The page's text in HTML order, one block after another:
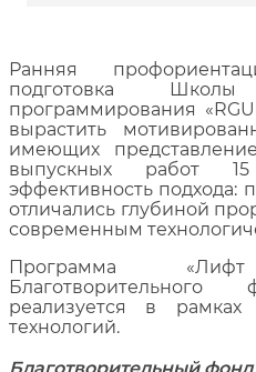
Ранняя
подготовка Школы
программирования
вырастить
имеющих
выпускных работ
эффективность подхода:
отличались глубиной
современным
Программа
реализуется в
технологий.